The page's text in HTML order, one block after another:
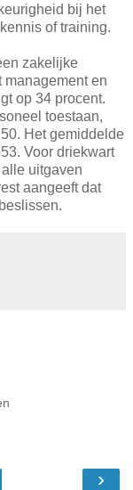
bij het
of training.
zakelijke
management en
op 34 procent.
toestaan,
Het gemiddelde
Voor driekwart
uitgaven
aangeeft dat
›